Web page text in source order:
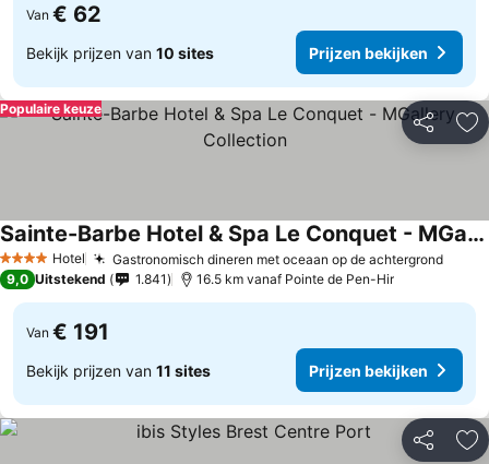
Van € 62
Bekijk prijzen van 10 sites Prijzen bekijken
Delen
Populaire keuze
4 SterrenHotel Gastronomisch dineren met oceaan op de achtergrond
Sainte-Barbe Hotel & Spa Le Conquet - MGallery Collection
9,0 Uitstekend 1.841 16.5 km vanaf Pointe de Pen-Hir
Van € 191
Bekijk prijzen van 11 sites Prijzen bekijken
Delen